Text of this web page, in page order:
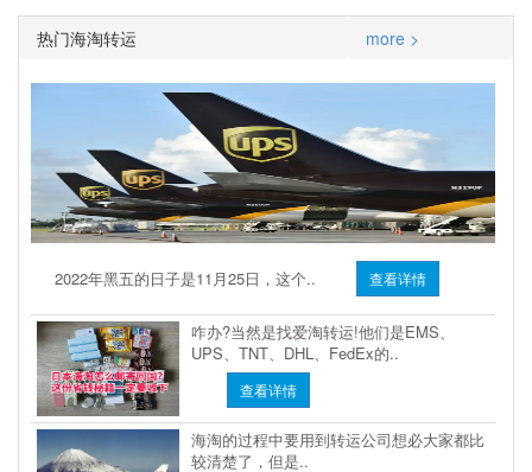
热门海淘转运 more >
2022年黑五的日子是11月25日，这个.. 查看详情
咋办?当然是找爱淘转运!他们是EMS、
UPS、TNT、DHL、FedEx的..
查看详情
海淘的过程中要用到转运公司想必大家都比
较清楚了，但是..